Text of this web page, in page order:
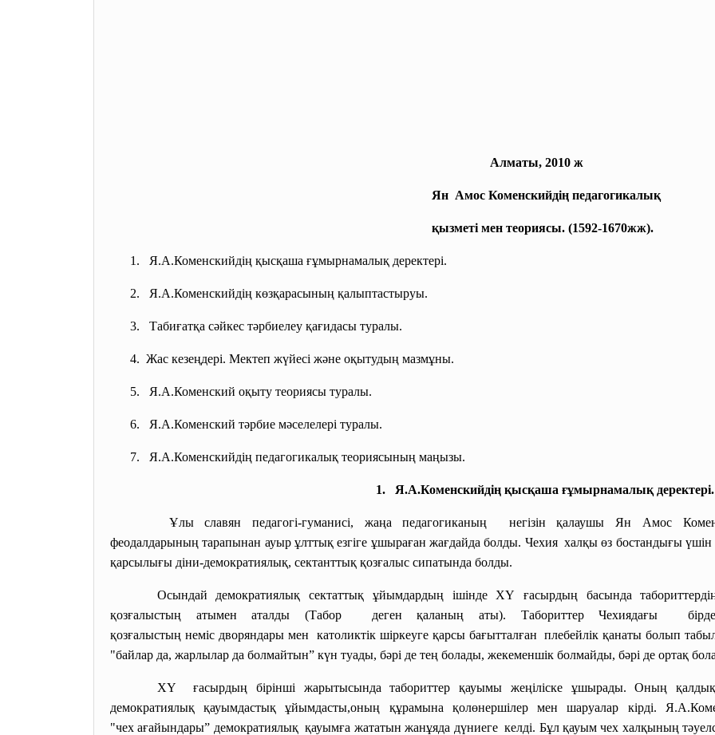
Алматы, 2010 ж
Ян Амос Коменскийдің педагогикалық
қызметі мен теориясы. (1592-1670жж).
1. Я.А.Коменскийдің қысқаша ғұмырнамалық деректері.
2. Я.А.Коменскийдің көзқарасының қалыптастыруы.
3. Табиғатқа сәйкес тәрбиелеу қағидасы туралы.
4. Жас кезеңдері. Мектеп жүйесі және оқытудың мазмұны.
5. Я.А.Коменский оқыту теориясы туралы.
6. Я.А.Коменский тәрбие мәселелері туралы.
7. Я.А.Коменскийдің педагогикалық теориясының маңызы.
1. Я.А.Коменскийдің қысқаша ғұмырнамалық
Ұлы славян педагогі-гуманисі, жаңа педагогиканың негізін қалаушы Ян Амос
феодалдарының тарапынан ауыр ұлттық езгіге ұшыраған жағдайда болды. Чехия халқы өз бостандығы
қарсылығы діни-демократиялық, сектанттық қозғалыс сипатында болды.
Осындай демократиялық сектаттық ұйымдардың ішінде ХҮ ғасырдың басында
қозғалыстың атымен аталды (Табор деген қаланың аты). Табориттер Чехиядағы бірден-
қозғалыстың неміс дворяндары мен католиктік шіркеуге қарсы бағытталған плебейлік қанаты болып
"байлар да, жарлылар да болмайтын” күн туады, бәрі де тең болады, жекеменшік болмайды, бәрі де ортақ
ХҮ ғасырдың бірінші жарытысында табориттер қауымы жеңіліске ұшырады. Оның
демократиялық қауымдастықұйымдасты,оның құрамына қолөнершілер мен шаруалар кірді.
"чех ағайындары” демократиялық қауымға жататын жанұяда дүниеге келді. Бұл қауым чех халқының